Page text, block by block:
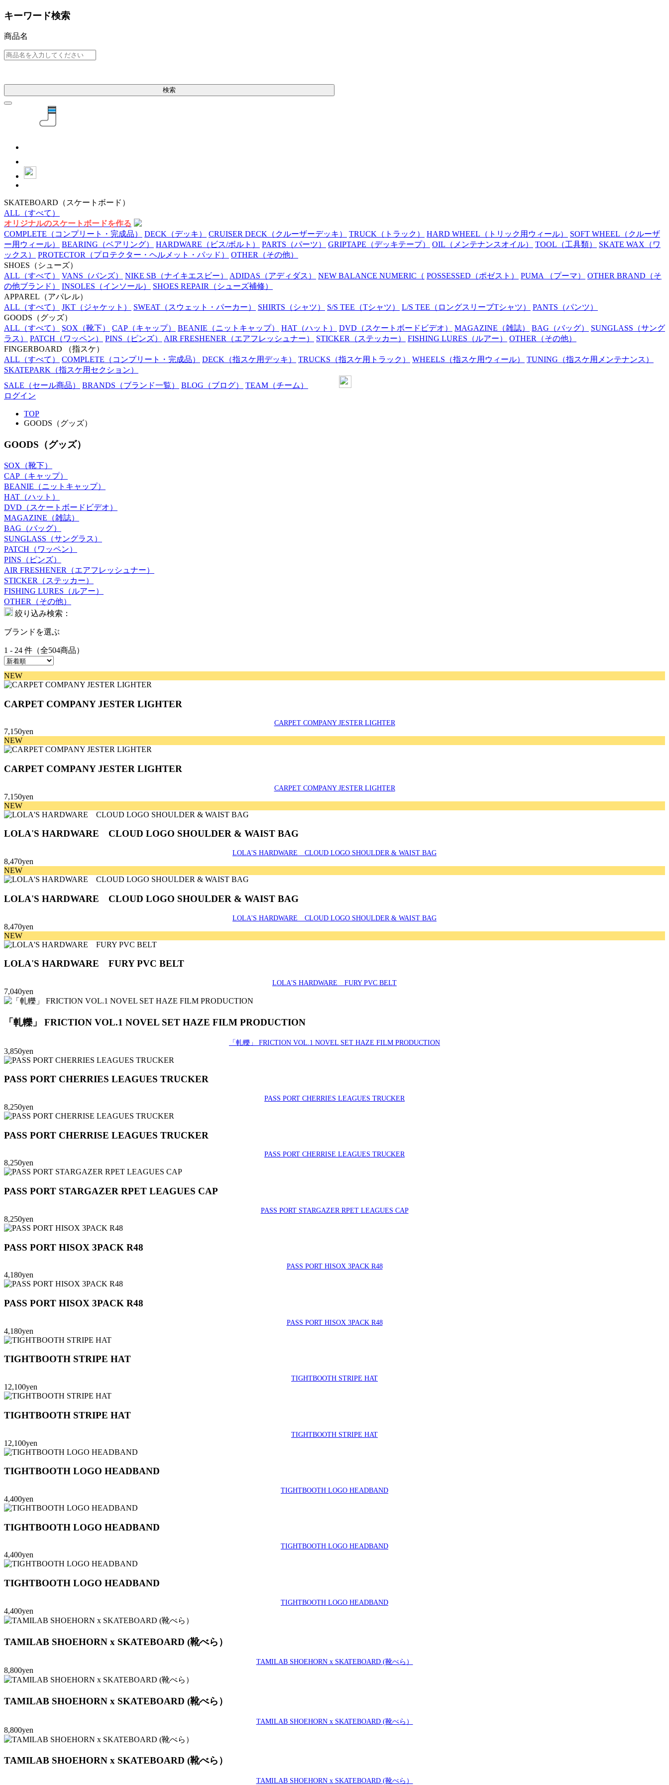
キーワード検索
商品名
検索
SKATEBOARD （スケートボード）
ALL （すべて）
オリジナルのスケートボードを作る
COMPLETE （コンプリート・完成品） DECK （デッキ） CRUISER DECK （クルーザーデッキ） TRUCK （トラック） HARD WHEEL （トリック用ウィール） SOFT WHEEL （クルーザ
ー用ウィール）
BEARING （ベアリング） HARDWARE （ビス/ボルト） PARTS （パーツ） GRIPTAPE （デッキテープ） OIL （メンテナンスオイル） TOOL （工具類） SKATE WAX （ワ
ックス）
PROTECTOR （プロテクター・ヘルメット・パッド） OTHER （その他）
SHOES （シューズ）
ALL （すべて） VANS （バンズ） NIKE SB （ナイキエスビー） ADIDAS （アディダス） NEW BALANCE NUMERIC （ POSSESSED （ポゼスト） PUMA （プーマ） OTHER BRAND （そ
の他ブランド）
INSOLES （インソール） SHOES REPAIR （シューズ補修）
APPAREL （アパレル）
ALL （すべて） JKT （ジャケット） SWEAT （スウェット・パーカー） SHIRTS （シャツ） S/S TEE （Tシャツ） L/S TEE （ロングスリーブTシャツ） PANTS （パンツ）
GOODS （グッズ）
ALL （すべて） SOX （靴下） CAP （キャップ） BEANIE （ニットキャップ） HAT （ハット） DVD （スケートボードビデオ） MAGAZINE （雑誌） BAG （バッグ） SUNGLASS （サング
ラス）
PATCH （ワッペン） PINS （ピンズ） AIR FRESHENER （エアフレッシュナー） STICKER （ステッカー） FISHING LURES （ルアー） OTHER （その他）
FINGERBOARD
（指スケ）
ALL （すべて） COMPLETE （コンプリート・完成品） DECK （指スケ用デッキ） TRUCKS （指スケ用トラック） WHEELS （指スケ用ウィール） TUNING （指スケ用メンテナンス）
SKATEPARK （指スケ用セクション）
SALE （セール商品） BRANDS （ブランド一覧） BLOG （ブログ） TEAM （チーム）
ログイン
TOP
GOODS（グッズ）
GOODS（グッズ）
SOX（靴下）
CAP（キャップ）
BEANIE（ニットキャップ）
HAT（ハット）
DVD（スケートボードビデオ）
MAGAZINE（雑誌）
BAG（バッグ）
SUNGLASS（サングラス）
PATCH（ワッペン）
PINS（ピンズ）
AIR FRESHENER（エアフレッシュナー）
STICKER（ステッカー）
FISHING LURES（ルアー）
OTHER（その他）
絞り込み検索：
ブランドを選ぶ
1 - 24 件（全504商品）
NEW
CARPET COMPANY JESTER LIGHTER
CARPET COMPANY JESTER LIGHTER
7,150yen
NEW
CARPET COMPANY JESTER LIGHTER
CARPET COMPANY JESTER LIGHTER
7,150yen
NEW
LOLA'S HARDWARE CLOUD LOGO SHOULDER & WAIST BAG
LOLA'S HARDWARE CLOUD LOGO SHOULDER & WAIST BAG
8,470yen
NEW
LOLA'S HARDWARE CLOUD LOGO SHOULDER & WAIST BAG
LOLA'S HARDWARE CLOUD LOGO SHOULDER & WAIST BAG
8,470yen
NEW
LOLA'S HARDWARE FURY PVC BELT
LOLA'S HARDWARE FURY PVC BELT
7,040yen
「軋轢」 FRICTION VOL.1 NOVEL SET HAZE FILM PRODUCTION
「軋轢」 FRICTION VOL.1 NOVEL SET HAZE FILM PRODUCTION
3,850yen
PASS PORT CHERRIES LEAGUES TRUCKER
PASS PORT CHERRIES LEAGUES TRUCKER
8,250yen
PASS PORT CHERRISE LEAGUES TRUCKER
PASS PORT CHERRISE LEAGUES TRUCKER
8,250yen
PASS PORT STARGAZER RPET LEAGUES CAP
PASS PORT STARGAZER RPET LEAGUES CAP
8,250yen
PASS PORT HISOX 3PACK R48
PASS PORT HISOX 3PACK R48
4,180yen
PASS PORT HISOX 3PACK R48
PASS PORT HISOX 3PACK R48
4,180yen
TIGHTBOOTH STRIPE HAT
TIGHTBOOTH STRIPE HAT
12,100yen
TIGHTBOOTH STRIPE HAT
TIGHTBOOTH STRIPE HAT
12,100yen
TIGHTBOOTH LOGO HEADBAND
TIGHTBOOTH LOGO HEADBAND
4,400yen
TIGHTBOOTH LOGO HEADBAND
TIGHTBOOTH LOGO HEADBAND
4,400yen
TIGHTBOOTH LOGO HEADBAND
TIGHTBOOTH LOGO HEADBAND
4,400yen
TAMILAB SHOEHORN x SKATEBOARD (靴べら）
TAMILAB SHOEHORN x SKATEBOARD (靴べら）
8,800yen
TAMILAB SHOEHORN x SKATEBOARD (靴べら）
TAMILAB SHOEHORN x SKATEBOARD (靴べら）
8,800yen
TAMILAB SHOEHORN x SKATEBOARD (靴べら）
TAMILAB SHOEHORN x SKATEBOARD (靴べら）